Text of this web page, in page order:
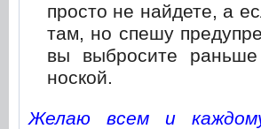
просто не найдете, а
там, но спешу
вы выбросите
ноской.
Желаю всем и